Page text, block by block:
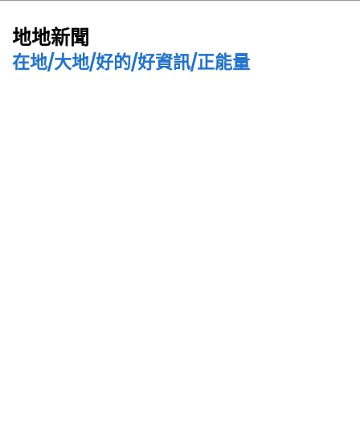
地地新聞
在地/大地/好的/好資訊/正能量